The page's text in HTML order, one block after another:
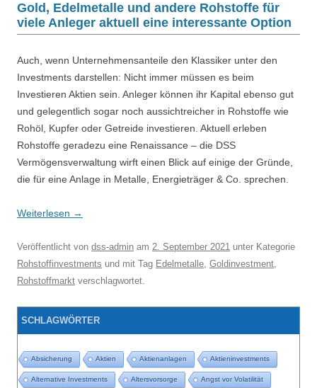
Gold, Edelmetalle und andere Rohstoffe für
viele Anleger aktuell eine interessante Option
Auch, wenn Unternehmensanteile den Klassiker unter den
Investments darstellen: Nicht immer müssen es beim
Investieren Aktien sein. Anleger können ihr Kapital ebenso gut
und gelegentlich sogar noch aussichtreicher in Rohstoffe wie
Rohöl, Kupfer oder Getreide investieren. Aktuell erleben
Rohstoffe geradezu eine Renaissance – die DSS
Vermögensverwaltung wirft einen Blick auf einige der Gründe,
die für eine Anlage in Metalle, Energieträger & Co. sprechen.
Weiterlesen →
Veröffentlicht von dss-admin am 2. September 2021 unter Kategorie
Rohstoffinvestments und mit Tag Edelmetalle, Goldinvestment,
Rohstoffmarkt verschlagwortet.
SCHLAGWÖRTER
Absicherung Aktien Aktienanlagen Aktieninvestments
Alternative Investments Altersvorsorge Angst vor Volatilität